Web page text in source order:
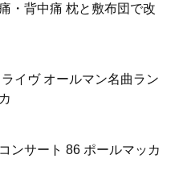
・背中痛 枕と敷布団で改
イヴ オールマン名曲ラン
ンサート 86 ポールマッカ